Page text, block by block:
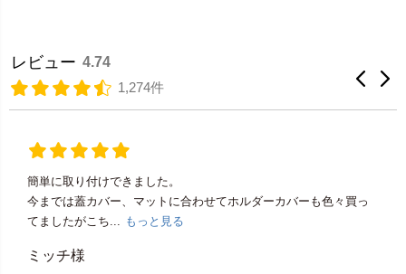
レビュー 4.74
1,274件
簡単に取り付けできました。
今までは蓋カバー、マットに合わせてホルダーカバーも色々買っ
てましたがこち... もっと見る
ミッチ様